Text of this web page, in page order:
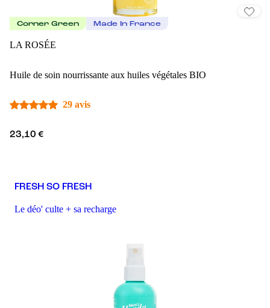
Corner Green Made In France
LA ROSÉE
Huile de soin nourrissante aux huiles végétales BIO
29 avis
23,10 €
FRESH SO FRESH
Le déo' culte + sa recharge